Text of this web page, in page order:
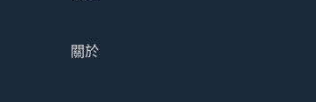
關於